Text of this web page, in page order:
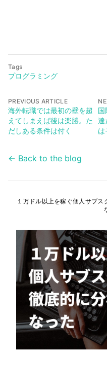
Tags
プログラミング
PREVIOUS ARTICLE
海外転職では最初の壁を超
えてしまえば後は楽勝。た
だしある条件は付く
国
達
は
← Back to the blog
１万ドル以上を稼ぐ個人サブス